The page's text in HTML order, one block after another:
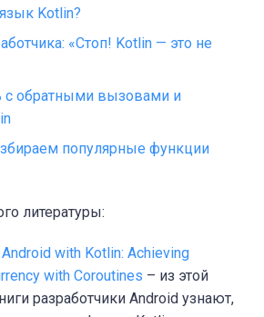
Kotlin?
«Стоп! Kotlin — это не
с обратными вызовами и
популярные функции
литературы:
with Kotlin: Achieving
with Coroutines – из этой
разработчики Android узнают,